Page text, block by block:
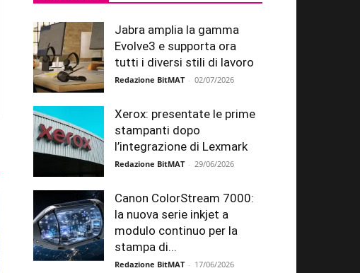
Jabra amplia la gamma
Evolve3 e supporta ora
tutti i diversi stili di lavoro
Redazione BitMAT - 02/07/2026
Xerox: presentate le prime
stampanti dopo
l’integrazione di Lexmark
Redazione BitMAT - 29/06/2026
Canon ColorStream 7000:
la nuova serie inkjet a
modulo continuo per la
stampa di...
Redazione BitMAT - 17/06/2026